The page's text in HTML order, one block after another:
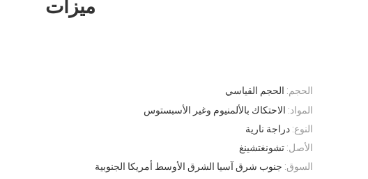
ميزات
الحجم: الحجم القياسي
المواد: الاحتكاك بالألمنيوم وغير الأسبستوس
النوع: دراجة نارية
الأصل: تشونغتشينغ
السوق: جنوب شرق آسيا الشرق الأوسط أمريكا الجنوبية